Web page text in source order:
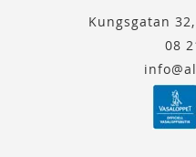
Kungsgatan
08